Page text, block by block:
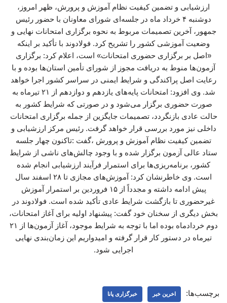
ارزشیابی و تضمین کیفیت نظام آموزش و پرورش، ظهر امروز،
دوشنبه ۴ خرداد ماه در جلسه‌ای شورای معاونان با حضور رئیس
جمهور، آخرین تصمیمات مربوط به نحوه برگزاری امتحانات نهایی و
وضعیت آموزشی کشور را تشریح کرد. فولادوند با تأکید بر اینکه
«اصل بر برگزاری حضوری امتحانات» است، اعلام کرد: برگزاری
آزمون‌ها منوط به دریافت مجوز از شورای تأمین استان‌ها بوده و با
رعایت اصل پراکندگی و شرایط ایمنی در سراسر کشور اجرا خواهد
شد. وی افزود: امتحانات پایه‌های یازدهم و دوازدهم از ۲۱ تیرماه به
صورت حضوری برگزار می‌شود و در صورتی که شرایط کشور به
حالت عادی بازنگردد، تصمیمات جایگزین از جمله برگزاری امتحانات
داخلی نیز مورد بررسی قرار خواهد گرفت. رئیس مرکز ارزشیابی و
تضمین کیفیت نظام آموزش و پرورش ،گفت :تاکنون چهار جلسه
ستاد عالی آزمون برگزار شده و با وجود چالش‌های ناشی از شرایط
کشور، برنامه‌ریزی‌ها برای استمرار فرآیند ارزشیابی انجام شده
است. وی خاطرنشان کرد: آموزش‌های مجازی تا ۲۸ اسفند سال
پیش ادامه داشته و مجدداً از ۱۵ فروردین بر استمرار آموزش
غیرحضوری تا بازگشت شرایط عادی تأکید شده است. فولادوند در
بخش دیگری از سخنان خود گفت: پیشنهاد اولیه برای آغاز امتحانات،
دوم خردادماه بوده اما با توجه به شرایط موجود، آغاز آزمون‌ها از ۲۱
تیرماه در دستور کار قرار گرفته و امیدواریم این زمان‌بندی نهایی
اجرایی شود.
برچسب‌ها: اخرین خبر خبرگزاری پانا